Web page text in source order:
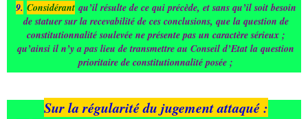
9. Considérant qu’il résulte de ce qui précède, et sans qu’il soit besoin
de statuer sur la recevabilité de ces conclusions, que la question de
constitutionnalité soulevée ne présente pas un caractère sérieux ;
qu’ainsi il n’y a pas lieu de transmettre au Conseil d’Etat la question
prioritaire de constitutionnalité posée ;
Sur la régularité du jugement attaqué :